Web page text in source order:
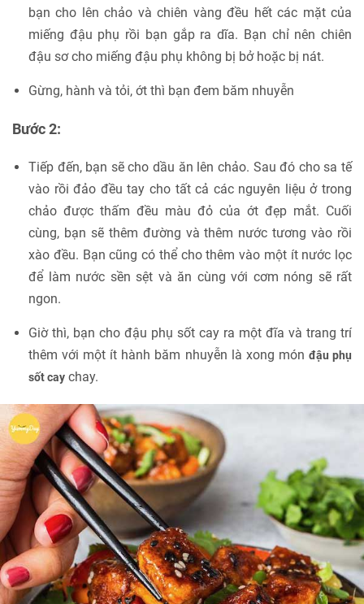
bạn cho lên chảo và chiên vàng đều hết các mặt của
miếng đậu phụ rồi bạn gắp ra dĩa. Bạn chỉ nên chiên
đậu sơ cho miếng đậu phụ không bị bở hoặc bị nát.
Gừng, hành và tỏi, ớt thì bạn đem băm nhuyễn
Bước 2:
Tiếp đến, bạn sẽ cho dầu ăn lên chảo. Sau đó cho sa tế
vào rồi đảo đều tay cho tất cả các nguyên liệu ở trong
chảo được thấm đều màu đỏ của ớt đẹp mắt. Cuối
cùng, bạn sẽ thêm đường và thêm nước tương vào rồi
xào đều. Bạn cũng có thể cho thêm vào một ít nước lọc
để làm nước sền sệt và ăn cùng với cơm nóng sẽ rất
ngon.
Giờ thì, bạn cho đậu phụ sốt cay ra một đĩa và trang trí
thêm với một ít hành băm nhuyễn là xong món đậu phụ
sốt cay chay.